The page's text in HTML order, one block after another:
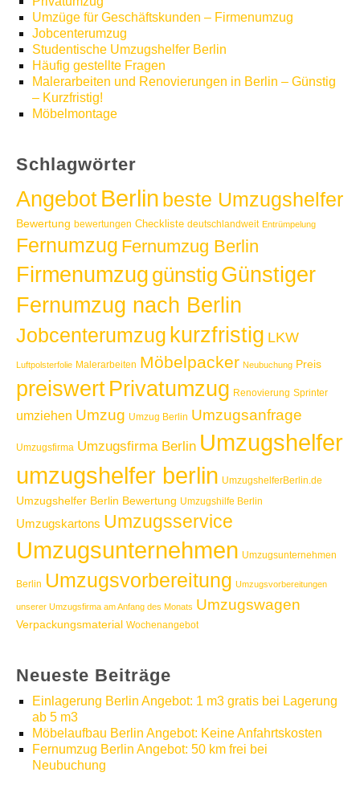
Umzüge für Geschäftskunden – Firmenumzug
Jobcenterumzug
Studentische Umzugshelfer Berlin
Häufig gestellte Fragen
Malerarbeiten und Renovierungen in Berlin – Günstig
– Kurzfristig!
Möbelmontage
Schlagwörter
AngebotBerlin beste Umzugshelfer
Bewertung bewertungen Checkliste deutschlandweit Entrümpelung
Fernumzug Fernumzug Berlin
Firmenumzug günstig Günstiger
Fernumzug nach Berlin
Jobcenterumzug kurzfristig LKW
Luftpolsterfolie Malerarbeiten Möbelpacker Neubuchung Preis
preiswert Privatumzug Renovierung Sprinter
umziehen Umzug Umzug Berlin Umzugsanfrage
Umzugsfirma Umzugsfirma Berlin Umzugshelfer
umzugshelfer berlin UmzugshelferBerlin.de
Umzugshelfer Berlin Bewertung Umzugshilfe Berlin
Umzugskartons Umzugsservice
Umzugsunternehmen Umzugsunternehmen
Berlin Umzugsvorbereitung Umzugsvorbereitungen
unserer Umzugsfirma am Anfang des Monats Umzugswagen
Verpackungsmaterial Wochenangebot
Neueste Beiträge
Einlagerung Berlin Angebot: 1 m3 gratis bei Lagerung
ab 5 m3
Möbelaufbau Berlin Angebot: Keine Anfahrtskosten
Fernumzug Berlin Angebot: 50 km frei bei
Neubuchung